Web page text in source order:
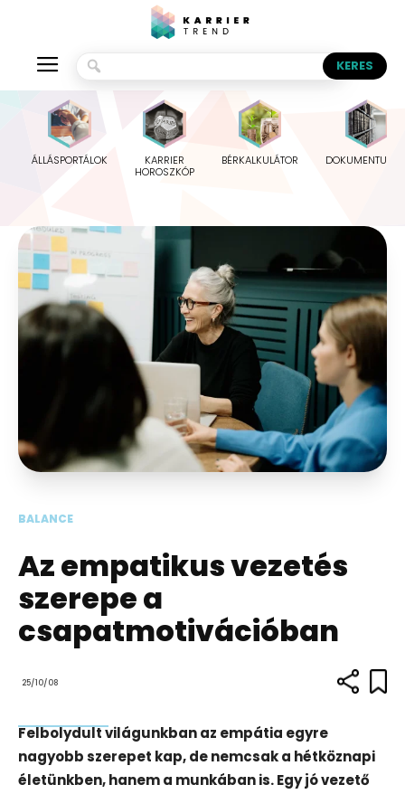
ÁLLÁSPORTÁLOK
KARRIER
HOROSZKÓP
BÉRKALKULÁTOR
BALANCE
Az empatikus vezetés
szerepe a
csapatmotivációban
25/10/08
Felbolydult világunkban az empátia egyre
nagyobb szerepet kap, de nemcsak a hétköznapi
életünkben, hanem a munkában is. Egy jó vezető